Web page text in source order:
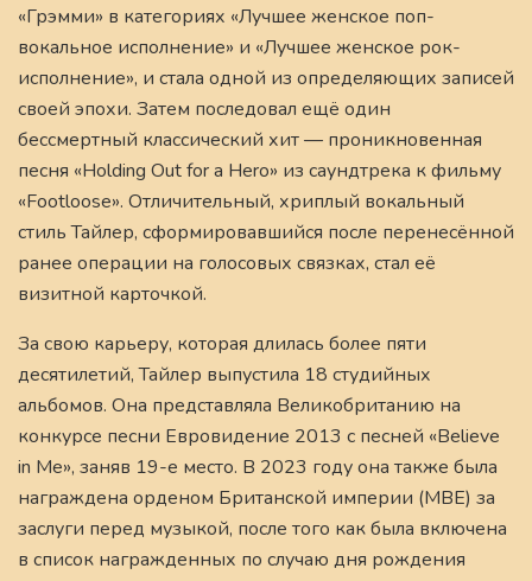
«Грэмми» в категориях «Лучшее женское поп-
вокальное исполнение» и «Лучшее женское рок-
исполнение», и стала одной из определяющих записей
своей эпохи. Затем последовал ещё один
бессмертный классический хит — проникновенная
песня «Holding Out for a Hero» из саундтрека к фильму
«Footloose». Отличительный, хриплый вокальный
стиль Тайлер, сформировавшийся после перенесённой
ранее операции на голосовых связках, стал её
визитной карточкой.
За свою карьеру, которая длилась более пяти
десятилетий, Тайлер выпустила 18 студийных
альбомов. Она представляла Великобританию на
конкурсе песни Евровидение 2013 с песней «Believe
in Me», заняв 19-е место. В 2023 году она также была
награждена орденом Британской империи (MBE) за
заслуги перед музыкой, после того как была включена
в список награжденных по случаю дня рождения